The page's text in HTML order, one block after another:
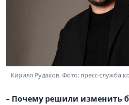
Кирилл Рудаков. Фото: пресс-служба
– Почему решили изменить